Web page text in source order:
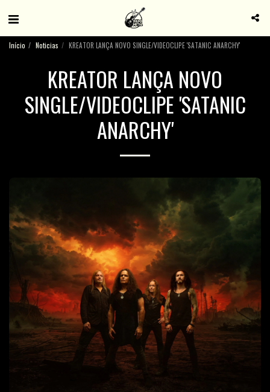
Início Noticias KREATOR LANÇA NOVO SINGLE/VIDEOCLIPE 'SATANIC ANARCHY'
KREATOR LANÇA NOVO
SINGLE/VIDEOCLIPE 'SATANIC
ANARCHY'